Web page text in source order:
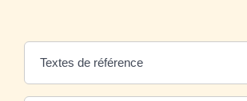
Textes de référence